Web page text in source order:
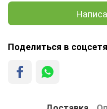
Поделиться в